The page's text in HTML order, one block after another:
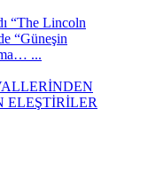
“The Lincoln
“Güneşin
...
ELEŞTİRİLER